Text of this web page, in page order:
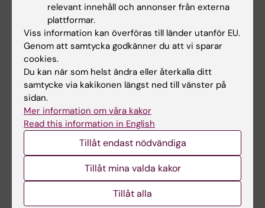
att kontakta kursansvarig lärare för
ersättningsuppgift. Examinator bedömer om
och hur en student kan ta igen missat
obligatoriskt utbildningsinslag. Frånvaro från
ett obligatoriskt utbildningsinslag kan
innebära att studenten inte kan genomföra
andra delar av kursen, en avslutande
examination eller ta igen utbildningsinslaget
förrän nästa gång kursen ges.
Om det föreligger särskilda skäl, eller behov av
anpassning för student med
funktionsnedsättning, får examinator fatta
relevant innehåll och annonser från externa
plattformar.
Viss information kan överföras till länder utanför EU.
Genom att samtycka godkänner du att vi sparar
cookies.
Du kan när som helst ändra eller återkalla ditt
samtycke via kakikonen längst ned till vänster på
sidan.
Mer information om våra kakor
Read this information in English
Tillåt endast nödvändiga
Tillåt mina valda kakor
Tillåt alla